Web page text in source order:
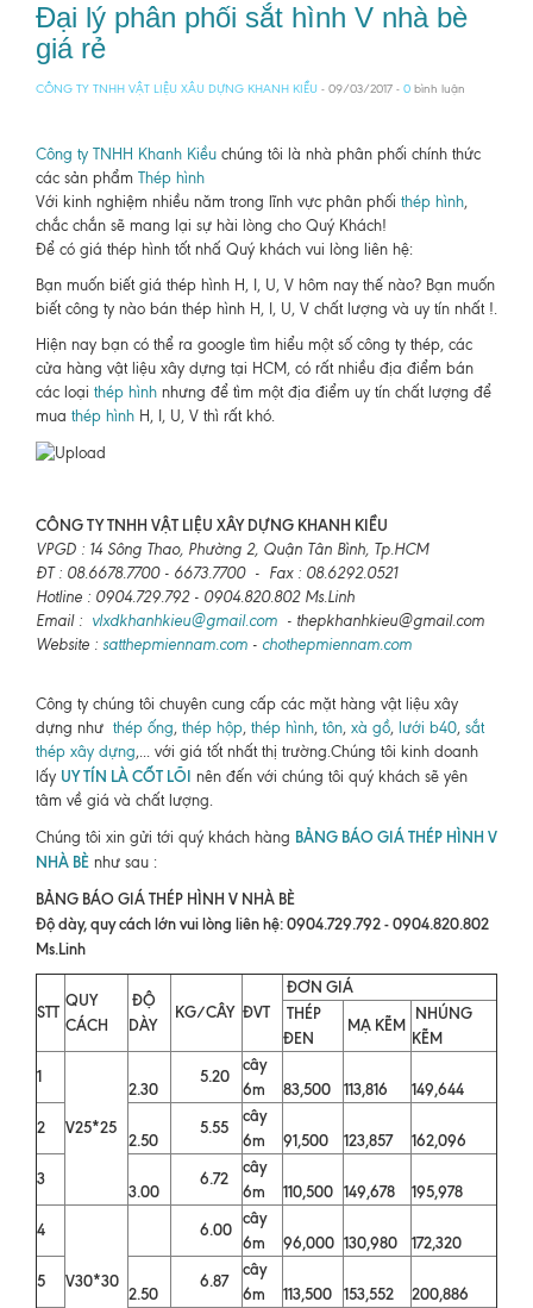
Đại lý phân phối sắt hình V nhà bè
giá rẻ
CÔNG TY TNHH VẬT LIỆU XÂU DỰNG KHANH KIỀU - 09/03/2017 - 0 bình luận
Công ty TNHH Khanh Kiều chúng tôi là nhà phân phối chính thức
các sản phẩm Thép hình
Với kinh nghiệm nhiều năm trong lĩnh vực phân phối thép hình,
chắc chắn sẽ mang lại sự hài lòng cho Quý Khách!
Để có giá thép hình tốt nhấ Quý khách vui lòng liên hệ:
Bạn muốn biết giá thép hình H, I, U, V hôm nay thế nào? Bạn muốn
biết công ty nào bán thép hình H, I, U, V chất lượng và uy tín nhất !.
Hiện nay bạn có thể ra google tìm hiểu một số công ty thép, các
cửa hàng vật liệu xây dựng tại HCM, có rất nhiều địa điểm bán
các loại thép hình nhưng để tìm một địa điểm uy tín chất lượng để
mua thép hình H, I, U, V thì rất khó.
CÔNG TY TNHH VẬT LIỆU XÂY DỰNG KHANH KIỀU
VPGD : 14 Sông Thao, Phường 2, Quận Tân Bình, Tp.HCM
ĐT : 08.6678.7700 - 6673.7700 - Fax : 08.6292.0521
Hotline : 0904.729.792 - 0904.820.802 Ms.Linh
Email : vlxdkhanhkieu@gmail.com - thepkhanhkieu@gmail.com
Website : satthepmiennam.com - chothepmiennam.com
Công ty chúng tôi chuyên cung cấp các mặt hàng vật liệu xây
dựng như thép ống, thép hộp, thép hình, tôn, xà gồ, lưới b40, sắt
thép xây dựng,... với giá tốt nhất thị trường.Chúng tôi kinh doanh
lấy UY TÍN LÀ CỐT LÕI nên đến với chúng tôi quý khách sẽ yên
tâm về giá và chất lượng.
Chúng tôi xin gửi tới quý khách hàng BẢNG BÁO GIÁ THÉP HÌNH V
NHÀ BÈ như sau :
BẢNG BÁO GIÁ THÉP HÌNH V NHÀ BÈ
Độ dày, quy cách lớn vui lòng liên hệ: 0904.729.792 - 0904.820.802
Ms.Linh
STT
QUY
CÁCH
ĐỘ
DÀY
KG/CÂY ĐVT
ĐƠN GIÁ
THÉP
ĐEN
MẠ KẼM
NHÚNG
KẼM
1
V25*25
2.30
5.20
cây
6m
83,500 113,816
149,644
2
2.50
5.55
cây
6m
91,500 123,857
162,096
3
3.00
6.72
cây
6m
110,500 149,678
195,978
4
V30*30
6.00
cây
6m
96,000 130,980
172,320
5
2.50
6.87
cây
6m
113,500 153,552
200,886